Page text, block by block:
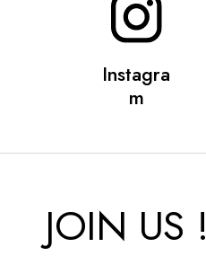
#ランチ
#
Instagra
m
JOIN US !